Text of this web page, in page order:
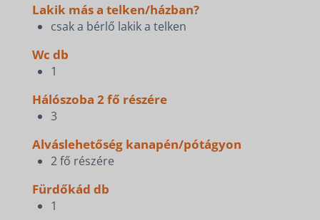
Lakik más a telken/házban?
csak a bérlő lakik a telken
Wc db
1
Hálószoba 2 fő részére
3
Alváslehetőség kanapén/pótágyon
2 fő részére
Fürdőkád db
1